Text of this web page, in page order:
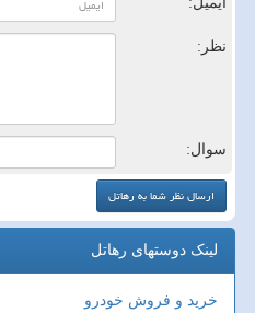
نظر:
سوال:
لینک دوستهای رهاتل
خرید و فروش خودرو